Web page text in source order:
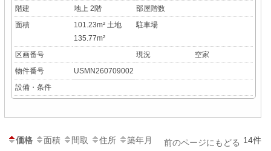
階建 地上 2階
部屋階数
面積
101.23m² 土地
135.77m²
駐車場
区画番号 現況
空家
物件番号
USMN260709002
設備・条件
価格 面積 間取 住所 築年月 14件
前のページにもどる